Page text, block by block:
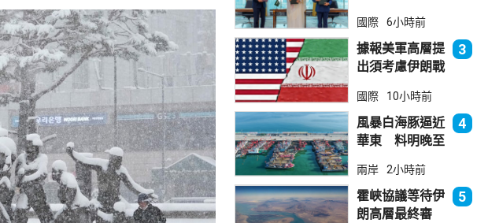
林團結
國際 6小時前
據報美軍高層提
出須考慮伊朗戰
3
國際 10小時前
風暴白海豚逼近
華東 料明晚至
帶
4
兩岸 2小時前
霍峽協議等待伊
朗高層最終審
5